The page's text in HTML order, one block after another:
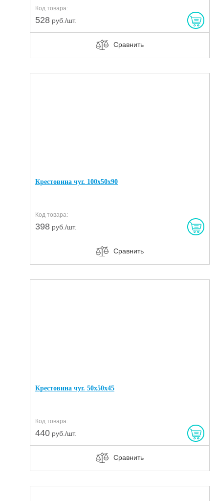
Код товара:
528 руб./шт.
Сравнить
Крестовина чуг. 100х50х90
Код товара:
398 руб./шт.
Сравнить
Крестовина чуг. 50х50х45
Код товара:
440 руб./шт.
Сравнить